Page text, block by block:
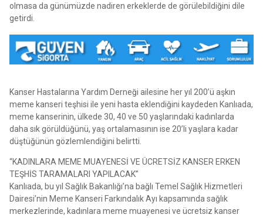
olmasa da günümüzde nadiren erkeklerde de görülebildiğini dile
getirdi.
Kanser Hastalarına Yardım Derneği ailesine her yıl 200’ü aşkın
meme kanseri teşhisi ile yeni hasta eklendiğini kaydeden Kanlıada,
meme kanserinin, ülkede 30, 40 ve 50 yaşlarındaki kadınlarda
daha sık görüldüğünü, yaş ortalamasının ise 20’li yaşlara kadar
düştüğünün gözlemlendiğini belirtti.
“KADINLARA MEME MUAYENESİ VE ÜCRETSİZ KANSER ERKEN
TEŞHİS TARAMALARI YAPILACAK”
Kanlıada, bu yıl Sağlık Bakanlığı’na bağlı Temel Sağlık Hizmetleri
Dairesi’nin Meme Kanseri Farkındalık Ayı kapsamında sağlık
merkezlerinde, kadınlara meme muayenesi ve ücretsiz kanser